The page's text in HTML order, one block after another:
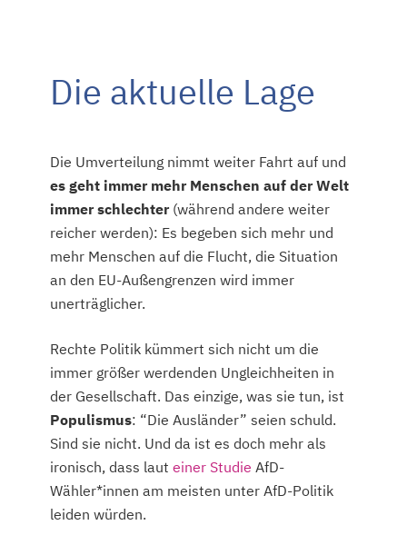
Die aktuelle Lage
Die Umverteilung nimmt weiter Fahrt auf und
es geht immer mehr Menschen auf der Welt
immer schlechter (während andere weiter
reicher werden): Es begeben sich mehr und
mehr Menschen auf die Flucht, die Situation
an den EU-Außengrenzen wird immer
unerträglicher.
Rechte Politik kümmert sich nicht um die
immer größer werdenden Ungleichheiten in
der Gesellschaft. Das einzige, was sie tun, ist
Populismus: “Die Ausländer” seien schuld.
Sind sie nicht. Und da ist es doch mehr als
ironisch, dass laut einer Studie AfD-
Wähler*innen am meisten unter AfD-Politik
leiden würden.